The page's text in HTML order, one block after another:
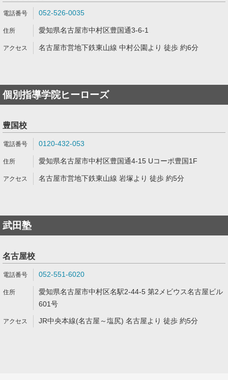
052-526-0035
愛知県名古屋市中村区豊国通3-6-1
名古屋市営地下鉄東山線 中村公園より 徒歩 約6分
個別指導学院ヒーローズ
豊国校
0120-432-053
愛知県名古屋市中村区豊国通4-15 Uコーポ豊国1F
名古屋市営地下鉄東山線 岩塚より 徒歩 約5分
武田塾
名古屋校
052-551-6020
愛知県名古屋市中村区名駅2-44-5 第2メビウス名古屋ビル
601号
JR中央本線(名古屋～塩尻) 名古屋より 徒歩 約5分